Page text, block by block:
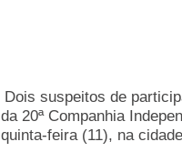
Dois suspeitos de
da 20ª Companhia
quinta-feira (11), na